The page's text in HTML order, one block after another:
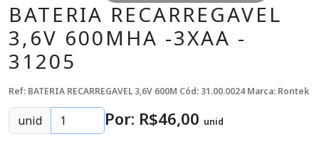
BATERIA RECARREGAVEL
3,6V 600MHA -3XAA -
31205
Ref: BATERIA RECARREGAVEL 3,6V 600M Cód: 31.00.0024 Marca: Rontek
unid Por: R$46,00 unid